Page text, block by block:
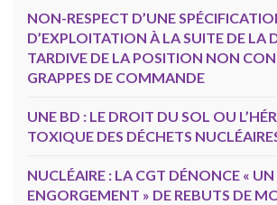
NON-RESPECT D’UNE
D’EXPLOITATION À LA SUITE DE LA
TARDIVE DE LA POSITION NON
GRAPPES DE COMMANDE
UNE BD : LE DROIT DU SOL OU
TOXIQUE DES DÉCHETS
NUCLÉAIRE : LA CGT DÉNONCE « UN
ENGORGEMENT » DE REBUTS DE